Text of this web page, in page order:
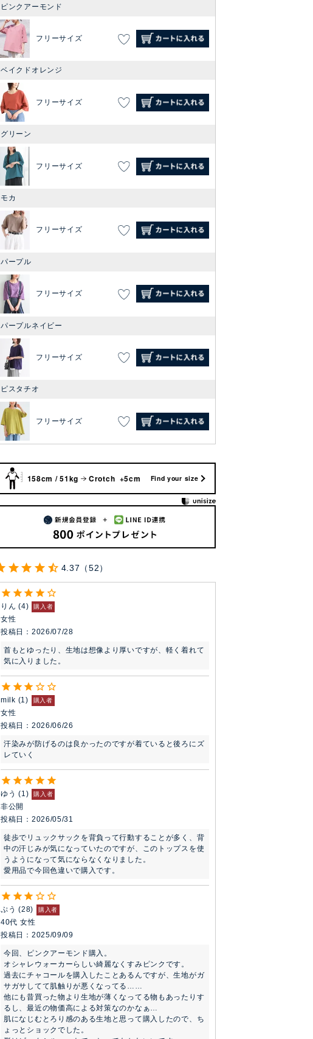
ピンクアーモンド
フリーサイズ
ベイクドオレンジ
フリーサイズ
グリーン
フリーサイズ
モカ
フリーサイズ
パープル
フリーサイズ
パープルネイビー
フリーサイズ
ピスタチオ
フリーサイズ
158cm / 51kg Crotch +5cm Find your size
4.37 52
りん 4 購入者
女性
投稿日
2026/07/28
首もとゆったり、生地は想像より厚いですが、軽く着れて
気に入りました。
milk 1 購入者
女性
投稿日
2026/06/26
汗染みが防げるのは良かったのですが着ていると後ろにズ
レていく
ゆう 1 購入者
非公開
投稿日
2026/05/31
徒歩でリュックサックを背負って行動することが多く、背
中の汗じみが気になっていたのですが、このトップスを使
うようになって気にならなくなりました。
愛用品で今回色違いで購入です。
ぷう 28 購入者
40代 女性
投稿日
2025/09/09
今回、ピンクアーモンド購入。
オシャレウォーカーらしい綺麗なくすみピンクです。
過去にチャコールを購入したことあるんですが、生地がガ
サガサしてて肌触りが悪くなってる……
他にも昔買った物より生地が薄くなってる物もあったりす
るし、最近の物価高による対策なのかなぁ…
肌になじむとろり感のある生地と思って購入したので、ち
ょっとショックでした。